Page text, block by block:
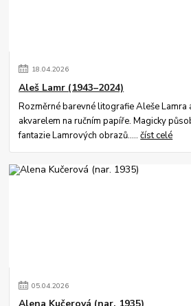
18.04.2026
Aleš Lamr (1943–2024)
Rozměrné barevné litografie Aleše Lamra
akvarelem na ručním papíře. Magicky
fantazie Lamrových obrazů.....číst celé
05.04.2026